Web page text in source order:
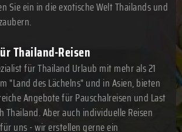
Sie ein in die exotische Welt Thailands und
Thailand-Reisen
für Thailand Urlaub mit mehr als 21
"Land des Lächelns" und in Asien, bieten
Angebote für Pauschalreisen und Last
Thailand. Aber auch individuelle Reisen
uns - wir erstellen gerne ein